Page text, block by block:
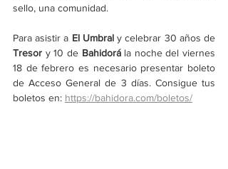
sello, una comunidad.
Para asistir a El Umbral
Tresor y 10 de Bahidorá la noche del viernes
18 de febrero es necesario presentar boleto
de Acceso General de 3 días. Consigue tus
boletos en: https://bahidora.com/boletos/